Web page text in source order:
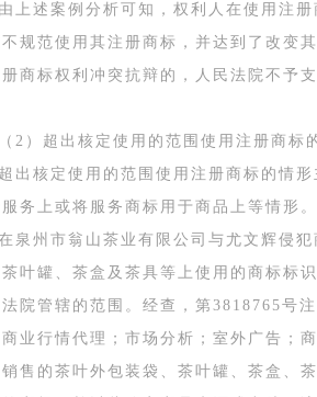
由上述案例分析可知，权利人在使用注
不规范使用其注册商标，并达到了改变
商标权利冲突抗辩的，人民法院不予支
（2）超出核定使用的范围使用注册商标
超出核定使用的范围使用注册商标的情
务上或将服务商标用于商品上等情形。
泉州市翁山茶业有限公司与尤文辉侵
叶罐、茶盒及茶具等上使用的商标标
法院管辖的范围。经查，第3818765号
业行情代理；市场分析；室外广告；
售的茶叶外包装袋、茶叶罐、茶盒、